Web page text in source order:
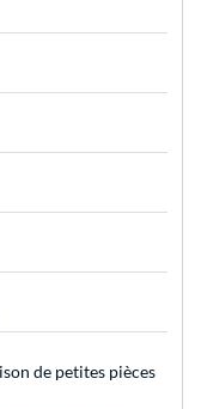
de petites pièces